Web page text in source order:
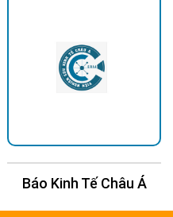
Báo Kinh Tế Châu Á